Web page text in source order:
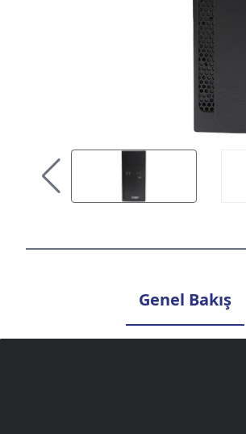
Genel Bakış